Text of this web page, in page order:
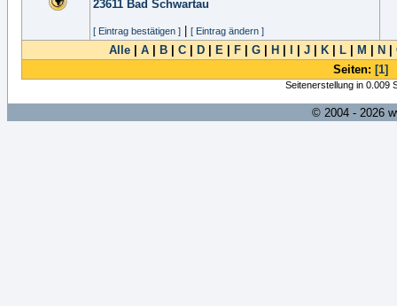
23611 Bad Schwartau
[ Eintrag bestätigen ] [ Eintrag ändern ]
Alle A B C D E F G H J K L M N
Seiten: [1]
Seitenerstellung in 0.009
© 2004 - 2026